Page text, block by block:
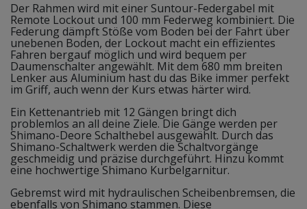
Der Rahmen wird mit einer Suntour-Federgabel mit
Remote Lockout und 100 mm Federweg kombiniert. Die
Federung dämpft Stöße vom Boden bei der Fahrt über
unebenen Boden, der Lockout macht ein effizientes
Fahren bergauf möglich und wird bequem per
Daumenschalter angewählt. Mit dem 680 mm breiten
Lenker aus Aluminium hast du das Bike immer perfekt
im Griff, auch wenn der Kurs etwas härter wird.
Ein Kettenantrieb mit 12 Gängen bringt dich
problemlos an all deine Ziele. Die Gänge werden per
Shimano-Deore Schalthebel ausgewählt. Durch das
Shimano-Schaltwerk werden die Schaltvorgänge
geschmeidig und präzise durchgeführt. Hinzu kommt
eine hochwertige Shimano Kurbelgarnitur.
Gebremst wird mit hydraulischen Scheibenbremsen, die
ebenfalls von Shimano stammen. Diese